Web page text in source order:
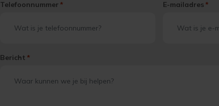
Telefoonnummer * E-mailadres *
Bericht *